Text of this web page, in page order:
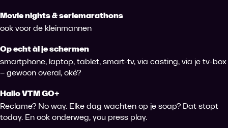
Movie nights & seriemarathons
ook voor de kleinmannen
Op echt àl je schermen
smartphone, laptop, tablet, smart-tv, via casting, via je tv-box
– gewoon overal, oké?
Hallo VTM GO+
Reclame? No way. Elke dag wachten op je soap? Dat stopt
today. En ook onderweg, you press play.